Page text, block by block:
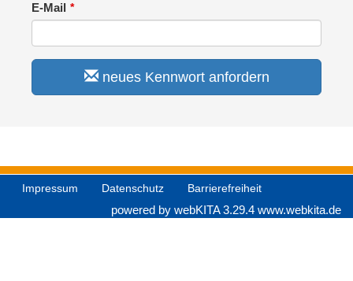
E-Mail
neues Kennwort anfordern
Impressum Datenschutz Barrierefreiheit
powered by webKITA 3.29.4 www.webkita.de